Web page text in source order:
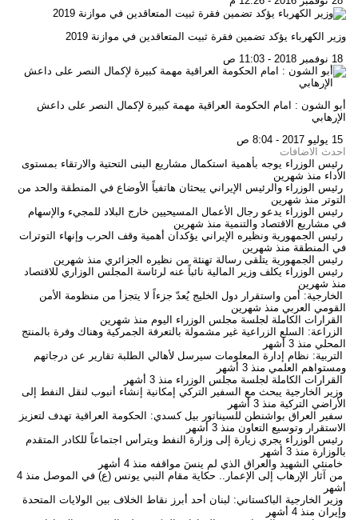
وزير الكهرباء يؤكد تضمين فقرة ثبيت المتعاقدين في موازنة 2019
أبو الشون : امام الحكومة العراقية مهمة كبيرة لإكمال النصر على داعش
الإرهابي
احدث الاضافات
رئيس الوزراء يوجه بأهمية استكمال مشاريع البنى التحتية والارتقاء بمستوى
الأداء منذ شهرين
رئيس الوزراء والرئيس الإيراني يبحثان هاتفياً الأوضاع في المنطقة والحد من
التوتر منذ شهرين
رئيس الوزراء يدعو رجال الأعمال المسيحيين خارج البلاد للمجيء والإسهام
في مشاريع الاقتصاد والتنمية منذ شهرين
رئيس الجمهورية ونظيره الإيراني يؤكدان أهمية وقف الحرب وإنهاء التوترات
في المنطقة منذ شهرين
رئيس الجمهورية يتلقى رسالة تهنئة من نظيره الجزائري منذ شهرين
رئيس الوزراء يكلف وزير المالية نائباً عنه لرئاسة المجلس الوزاري للاقتصاد
منذ شهرين
الخارجية: أمن واستقرار دول الخليج يُعدّ جزءاً لا يتجزأ من منظومة الأمن
القومي العربي منذ شهرين
القرارات الكاملة لجلسة مجلس الوزراء اليوم منذ شهرين
الزراعة: السلع الزراعية غير مشمولة بالتعرفة الجمركية وهناك وفرة بالمنتج
المحلي منذ 3 أشهر
التربية: نظام إدارة المعلومات سيرسل لأهالي الطلبة تقارير عن درجاتهم
ومستواهم العلمي منذ 3 أشهر
القرارات الكاملة لجلسة مجلس الوزراء منذ 3 أشهر
وزير الخارجية يبحث مع السفير التركي إمكانية إنشاء أنبوب لنقل النفط إلى
الأراضي التركية منذ 3 أشهر
سفير العراق بواشنطن للسيناتور بيل كسدي: الحكومة العراقية تهدف لتعزيز
الاستقرار وتوسيع التعاون منذ 3 أشهر
رئيس الوزراء يجري زيارة إلى وزارة النفط ويترأس اجتماعاً للكادر المتقدم
بالوزارة منذ 3 أشهر
خامنئي الشهيد والعراق الذي لم ينسَ مواقفه منذ 4 أشهر
من آثار الإرهاب إلى الإعمار.. حكاية مقام النبي يونس (ع) في الموصل
منذ 4
أشهر
وزير الخارجية الباكستاني: لبنان أحد أبرز نقاط الخلاف بين الولايات المتحدة
وإيران منذ 4 أشهر